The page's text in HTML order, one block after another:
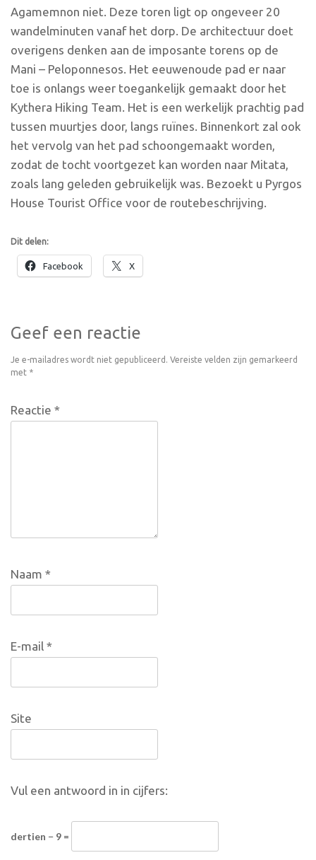
Agamemnon niet. Deze toren ligt op ongeveer 20
wandelminuten vanaf het dorp. De architectuur doet
overigens denken aan de imposante torens op de
Mani – Peloponnesos. Het eeuwenoude pad er naar
toe is onlangs weer toegankelijk gemaakt door het
Kythera Hiking Team. Het is een werkelijk prachtig pad
tussen muurtjes door, langs ruïnes. Binnenkort zal ook
het vervolg van het pad schoongemaakt worden,
zodat de tocht voortgezet kan worden naar Mitata,
zoals lang geleden gebruikelijk was. Bezoekt u Pyrgos
House Tourist Office voor de routebeschrijving.
Dit delen:
Facebook X
Geef een reactie
Je e-mailadres wordt niet gepubliceerd.
Vereiste velden zijn gemarkeerd
met *
Reactie *
Naam *
E-mail *
Site
Vul een antwoord in in cijfers:
dertien − 9 =